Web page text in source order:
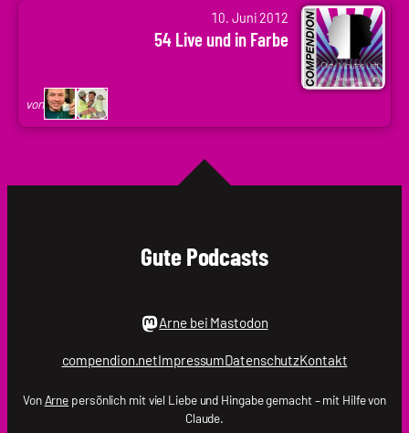
10. Juni 2012
54 Live und in Farbe
von
von
Codenaga,
Holger
Gute Podcasts
Arne bei Mastodon
compendion.netImpressumDatenschutzKontakt
VonArne persönlich mit viel Liebe und Hingabe gemacht – mit Hilfe von
Claude.